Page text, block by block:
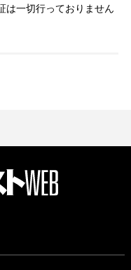
は一切行っておりません